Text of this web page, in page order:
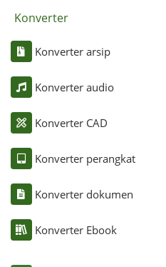
Konverter
Konverter arsip
Konverter audio
Konverter CAD
Konverter perangkat
Konverter dokumen
Konverter Ebook